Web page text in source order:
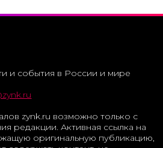
и события в России и мире
zynk.ru возможно только с
редакции. Активная ссылка на
оригинальную публикацию,